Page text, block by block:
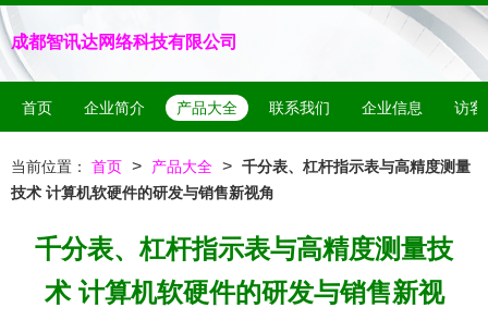
成都智讯达网络科技有限公司
首页 企业简介 产品大全 联系我们 企业信息 访客
当前位置： 首页 > 产品大全 > 千分表、杠杆指示表与高精度测量
技术 计算机软硬件的研发与销售新视角
千分表、杠杆指示表与高精度测量技
术 计算机软硬件的研发与销售新视